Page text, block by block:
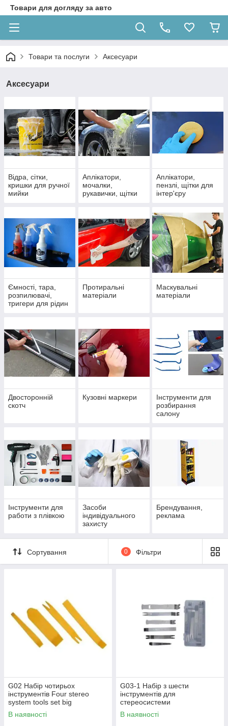
Товари для догляду за авто
Товари та послуги Аксесуари
Аксесуари
Відра, сітки,
кришки для ручної
мийки
Аплікатори,
мочалки,
рукавички, щітки
Аплікатори,
пензлі, щітки для
інтер'єру
Ємності, тара,
розпилювачі,
тригери для рідин
Протиральні
матеріали
Маскувальні
матеріали
Двосторонній
скотч
Кузовні маркери
Інструменти для
розбирання
салону
Інструменти для
работи з плівкою
Засоби
індивідуального
захисту
Брендування,
реклама
Сортування 0 Фільтри
G02 Набір чотирьох
інструментів Four stereo
system tools set big
В наявності
G03-1 Набір з шести
інструментів для
стереосистеми
В наявності